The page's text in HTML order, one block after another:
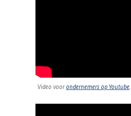
Video voorondernemers op Youtube.